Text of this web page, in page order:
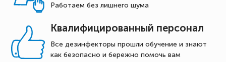
Работаем без лишнего шума
Квалифицированный персонал
Все дезинфекторы прошли обучение и знают
как безопасно и бережно помочь вам